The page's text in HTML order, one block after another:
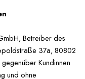
Betreiber des
37a, 80802
Kundinnen
und ohne